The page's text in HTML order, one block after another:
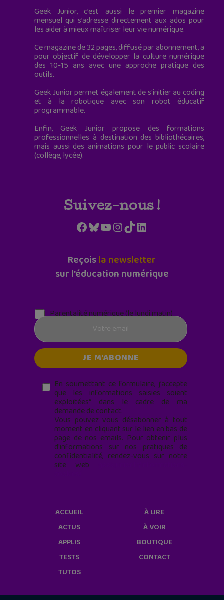
Geek Junior, c’est aussi le premier magazine
mensuel qui s’adresse directement aux ados pour
les aider à mieux maîtriser leur vie numérique.
Ce magazine de 32 pages, diffusé par abonnement, a
pour objectif de développer la culture numérique
des 10-15 ans avec une approche pratique des
outils.
Geek Junior permet également de s'initier au coding
et à la robotique avec son robot éducatif
programmable.
Enfin, Geek Junior propose des formations
professionnelles à destination des bibliothécaires,
mais aussi des animations pour le public scolaire
(collège, lycée).
Suivez-nous !
Facebook
Bluesky
YouTube
Instagram
TikTokLinkedIn
Reçoisla newsletter
sur l'éducation numérique
Parentalité numérique (le lundi matin)
En soumettant ce formulaire, j’accepte
que les informations saisies soient
exploitées* dans le cadre de ma
demande de contact.
Vous pouvez vous désabonner à tout
moment en cliquant sur le lien en bas de
page de nos emails. Pour obtenir plus
d'informations sur nos pratiques de
confidentialité, rendez-vous sur notre
site web
ACCUEIL
ACTUS
APPLIS
TESTS
TUTOS
À LIRE
À VOIR
BOUTIQUE
CONTACT